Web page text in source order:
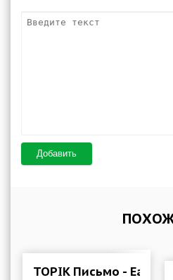
Добавить
TOPIK Письмо - Easy6